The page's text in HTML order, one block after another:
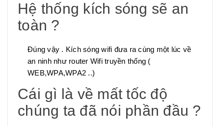
Hệ thống kích sóng sẽ an
toàn ?
Đúng vậy . Kích sóng wifi đưa ra cùng một lúc về
an ninh như router Wifi truyền thống (
WEB,WPA,WPA2 ..)
Cái gì là về mất tốc độ
chúng ta đã nói phần đầu ?